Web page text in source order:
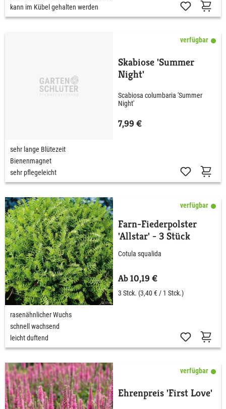
kann im Kübel gehalten werden
verfügbar
Skabiose 'Summer
Night'
Scabiosa columbaria 'Summer
Night'
7,99 €
sehr lange Blütezeit
Bienenmagnet
sehr pflegeleicht
verfügbar
Farn-Fiederpolster
'Allstar' - 3 Stück
Cotula squalida
Ab 10,19 €
3 Stck. (3,40 € / 1 Stck.)
rasenähnlicher Wuchs
schnell wachsend
leicht duftend
verfügbar
Ehrenpreis 'First Love'